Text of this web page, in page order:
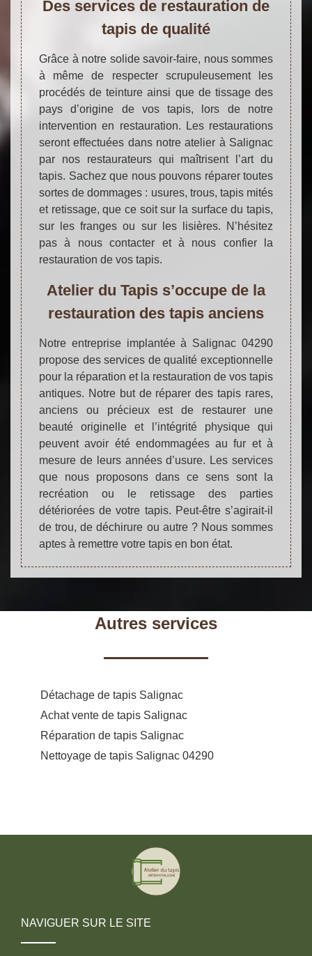
Des services de restauration de
tapis de qualité
Grâce à notre solide savoir-faire, nous sommes
à même de respecter scrupuleusement les
procédés de teinture ainsi que de tissage des
pays d’origine de vos tapis, lors de notre
intervention en restauration. Les restaurations
seront effectuées dans notre atelier à Salignac
par nos restaurateurs qui maîtrisent l’art du
tapis. Sachez que nous pouvons réparer toutes
sortes de dommages : usures, trous, tapis mités
et retissage, que ce soit sur la surface du tapis,
sur les franges ou sur les lisières. N’hésitez
pas à nous contacter et à nous confier la
restauration de vos tapis.
Atelier du Tapis s’occupe de la
restauration des tapis anciens
Notre entreprise implantée à Salignac 04290
propose des services de qualité exceptionnelle
pour la réparation et la restauration de vos tapis
antiques. Notre but de réparer des tapis rares,
anciens ou précieux est de restaurer une
beauté originelle et l’intégrité physique qui
peuvent avoir été endommagées au fur et à
mesure de leurs années d’usure. Les services
que nous proposons dans ce sens sont la
recréation ou le retissage des parties
détériorées de votre tapis. Peut-être s’agirait-il
de trou, de déchirure ou autre ? Nous sommes
aptes à remettre votre tapis en bon état.
Autres services
Détachage de tapis Salignac
Achat vente de tapis Salignac
Réparation de tapis Salignac
Nettoyage de tapis Salignac 04290
NAVIGUER SUR LE SITE